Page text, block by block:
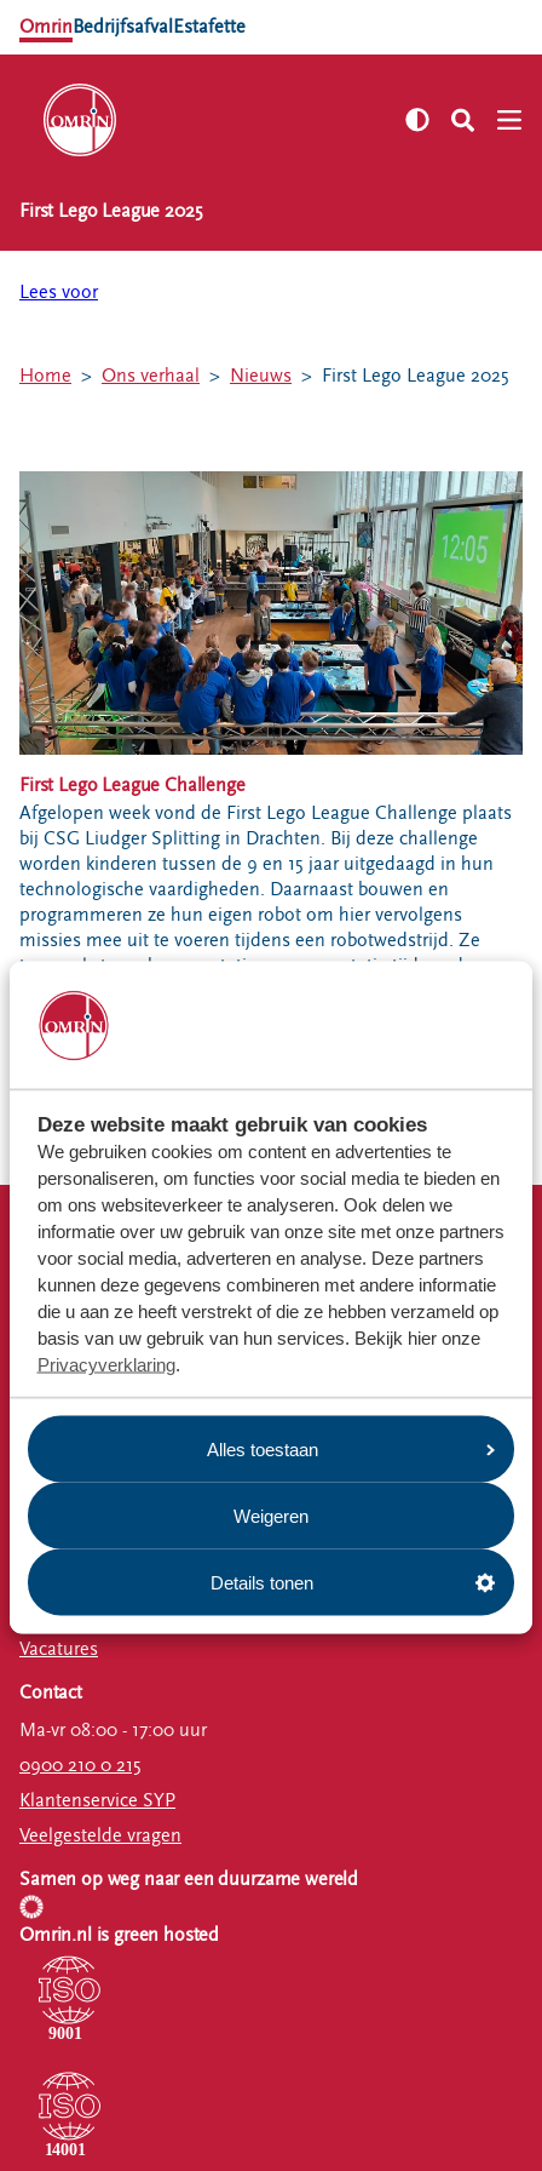
Deze website maakt gebruik van cookies
We gebruiken cookies om content en advertenties te
personaliseren, om functies voor social media te bieden en
om ons websiteverkeer te analyseren. Ook delen we
informatie over uw gebruik van onze site met onze partners
voor social media, adverteren en analyse. Deze partners
kunnen deze gegevens combineren met andere informatie
die u aan ze heeft verstrekt of die ze hebben verzameld op
basis van uw gebruik van hun services. Bekijk hier onze
Privacyverklaring.
Alles toestaan
Weigeren
Details tonen
OmrinBedrijfsafval Estafette
NL EN
Afval scheiden
Kringloopspullen
Afval aanmelden
Bouwcontainer huren
Ons verhaal
Nieuws
Ontdek Omrin
Over Omrin
Hier werken we aan
Ecopark De Wierde
Reststoffen Energie Centrale
Projecten
Storing, klacht of vraag
VeeIgestelde vragen
Pers
Locaties
Werken bij
Voor gemeenten
Voor leveranciers en bezoekers
First Lego League 2025
Lees voor
Home Ons verhaal Nieuws First Lego League 2025
First Lego League Challenge
Afgelopen week vond de First Lego League Challenge plaats
bij CSG Liudger Splitting in Drachten. Bij deze challenge
worden kinderen tussen de 9 en 15 jaar uitgedaagd in hun
technologische vaardigheden. Daarnaast bouwen en
programmeren ze hun eigen robot om hier vervolgens
missies mee uit te voeren tijdens een robotwedstrijd. Ze
tonen als team hun prestaties en presentatie tijdens de
regionale competitie.
Meester Pieter is vanuit Omrin aanwezig als jurylid. Bij Omrin
staat techniek hoor in het vaandel. Daarom vinden we het
belangrijk om de jeugd te stimuleren hun technische
vaardigheden te ontwikkelen.
Afvalkalender
Omrin Afvalapp
Milieustraat
Afspraak milieustraat
Afval aanmelden
Bekijk ook
Nieuws
Emissiecijfers
Omrin Bedrijfsafval
Estafette recyclewinkels
Vacatures
Contact
Ma-vr 08:00 - 17:00 uur
0900 210 0 215
Klantenservice SYP
Veelgestelde vragen
Samen op weg naar een duurzame wereld
Omrin.nl is green hosted